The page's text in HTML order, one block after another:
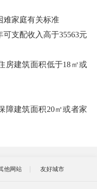
难家庭有关标准
可支配收入高于35563元
房建筑面积低于18㎡或
障建筑面积20㎡或者家
他网站 友好城市